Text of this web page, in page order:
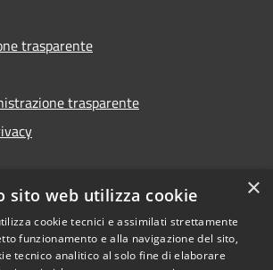
trasparente
trasparente
di accessibilità
×
sito web utilizza cookie
cookie tecnici e assimilati strettamente
funzionamento e alla navigazione del sito,
tecnico analitico al solo fine di elaborare